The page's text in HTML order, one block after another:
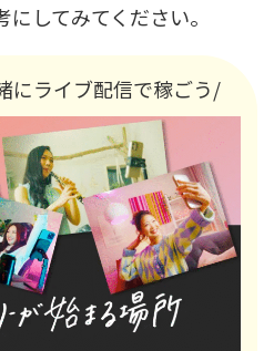
してみてください。
にライブ配信で稼ごう/